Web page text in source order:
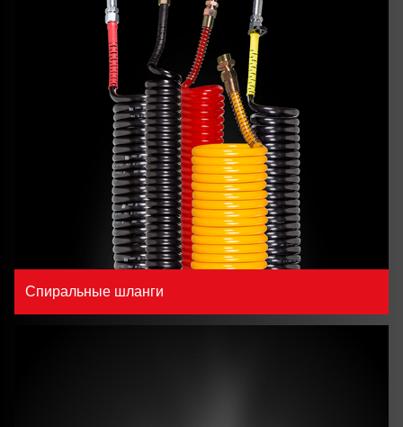
Спиральные шланги